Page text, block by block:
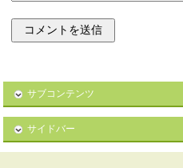
サブコンテンツ
サイドバー